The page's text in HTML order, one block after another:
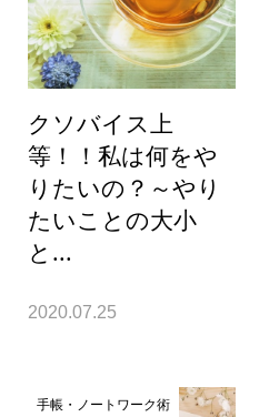
クソバイス上
等！！私は何をや
りたいの？～やり
たいことの大小
と...
2020.07.25
手帳・ノートワーク術